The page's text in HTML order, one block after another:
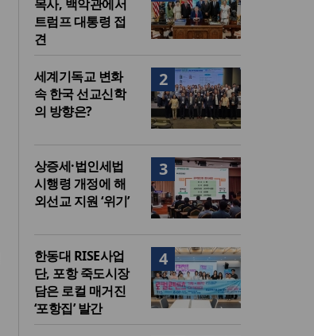
목사, 백악관에서
트럼프 대통령 접
견
2
세계기독교 변화
속 한국 선교신학
의 방향은?
3
상증세·법인세법
시행령 개정에 해
외선교 지원 ‘위기’
4
한동대 RISE사업
단, 포항 죽도시장
담은 로컬 매거진
‘포항집’ 발간